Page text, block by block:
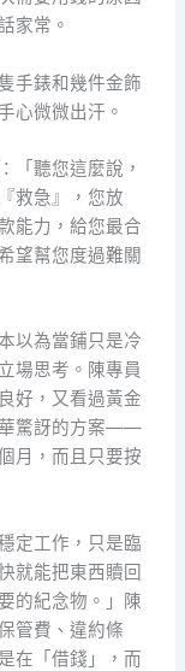
家常。
手錶和幾件金飾
心微微出汗。
「聽您這麼說，
救急』，您放
能力，給您最合
望幫您度過難關
以為當鋪只是冷
場思考。陳專員
好，又看過黃金
華驚訝的方案——
月，而且只要按
定工作，只是臨
就能把東西贖回
的紀念物。」陳
管費、違約條
在「借錢」，而